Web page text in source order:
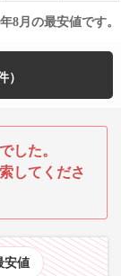
8月の最安値です。
した。
してくださ
安値